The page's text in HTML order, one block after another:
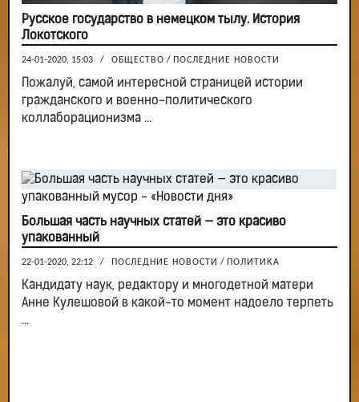
Русское государство в немецком тылу. История
Локотского
24-01-2020, 15:03 / ОБЩЕСТВО / ПОСЛЕДНИЕ НОВОСТИ
Пожалуй, самой интересной страницей истории
гражданского и военно-политического
коллаборационизма ...
Большая часть научных статей — это красиво
упакованный
22-01-2020, 22:12 / ПОСЛЕДНИЕ НОВОСТИ / ПОЛИТИКА
Кандидату наук, редактору и многодетной матери
Анне Кулешовой в какой-то момент надоело терпеть
...